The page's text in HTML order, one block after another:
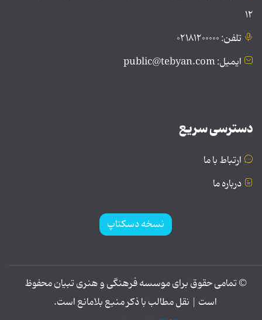
۱۲
تلفن: ۰۲۱۸۱۲۰۰۰۰۰
ایمیل: public@tebyan.com
دسترسی سریع
ارتباط با ما
درباره ما
نسخه دسکتاپ
© تمامی حقوق برای موسسه فرهنگی و هنری تبیان محفوظ
است | نقل مطالب با ذکر منبع بلامانع است.